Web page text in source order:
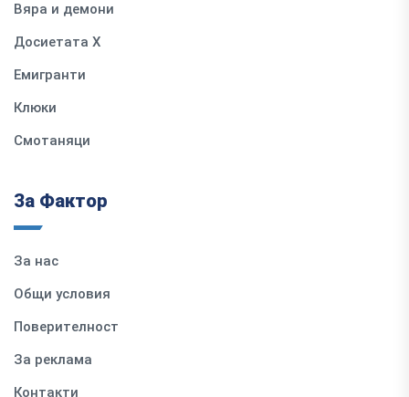
Вяра и демони
Досиетата Х
Емигранти
Клюки
Смотаняци
За Фактор
За нас
Общи условия
Поверителност
За реклама
Контакти